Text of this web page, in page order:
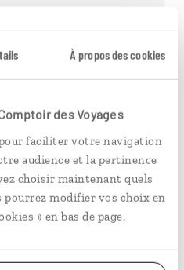
À propos des cookies
des Voyages
faciliter votre navigation
audience et la pertinence
choisir maintenant quels
pourrez modifier vos choix en
» en bas de page.